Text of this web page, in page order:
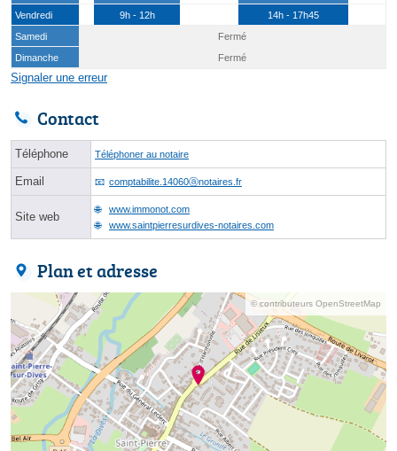
Vendredi
9h - 12h
14h - 17h45
Samedi
Fermé
Dimanche
Fermé
Signaler une erreur
Contact
Téléphone Téléphoner au notaire
Email comptabilite.14060ⓐnotaires.fr
Site web
www.immonot.com
www.saintpierresurdives-notaires.com
Plan et adresse
© contributeurs OpenStreetMap